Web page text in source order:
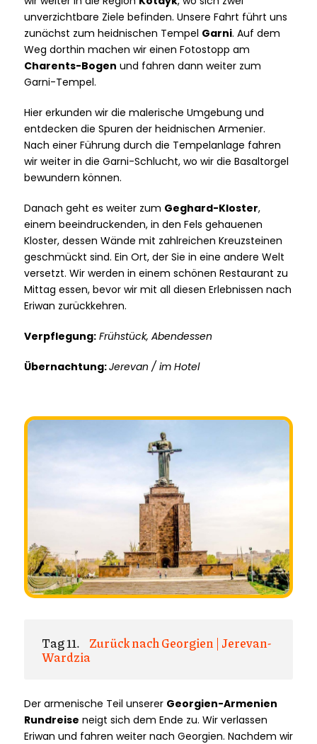
unverzichtbare Ziele befinden. Unsere Fahrt führt uns
zunächst zum heidnischen Tempel Garni. Auf dem
Weg dorthin machen wir einen Fotostopp am
Charents-Bogen und fahren dann weiter zum
Garni-Tempel.
Hier erkunden wir die malerische Umgebung und
entdecken die Spuren der heidnischen Armenier.
Nach einer Führung durch die Tempelanlage fahren
wir weiter in die Garni-Schlucht, wo wir die Basaltorgel
bewundern können.
Danach geht es weiter zum Geghard-Kloster,
einem beeindruckenden, in den Fels gehauenen
Kloster, dessen Wände mit zahlreichen Kreuzsteinen
geschmückt sind. Ein Ort, der Sie in eine andere Welt
versetzt. Wir werden in einem schönen Restaurant zu
Mittag essen, bevor wir mit all diesen Erlebnissen nach
Eriwan zurückkehren.
Verpflegung: Frühstück, Abendessen
Übernachtung:Jerevan / im Hotel
Tag 11.
Zurück nach Georgien | Jerevan-
Wardzia
Der armenische Teil unserer Georgien-Armenien
Rundreise neigt sich dem Ende zu. Wir verlassen
Eriwan und fahren weiter nach Georgien. Nachdem wir